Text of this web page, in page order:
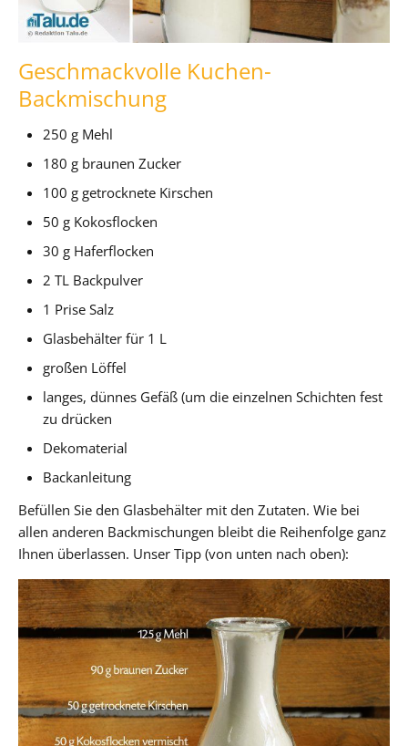
Geschmackvolle Kuchen-
Backmischung
250 g Mehl
180 g braunen Zucker
100 g getrocknete Kirschen
50 g Kokosflocken
30 g Haferflocken
2 TL Backpulver
1 Prise Salz
Glasbehälter für 1 L
großen Löffel
langes, dünnes Gefäß (um die einzelnen Schichten fest
zu drücken
Dekomaterial
Backanleitung
Befüllen Sie den Glasbehälter mit den Zutaten. Wie bei
allen anderen Backmischungen bleibt die Reihenfolge ganz
Ihnen überlassen. Unser Tipp (von unten nach oben):